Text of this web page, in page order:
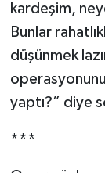
kardeşim,
Bunlar
düşünmek
yaptı?” diye
***